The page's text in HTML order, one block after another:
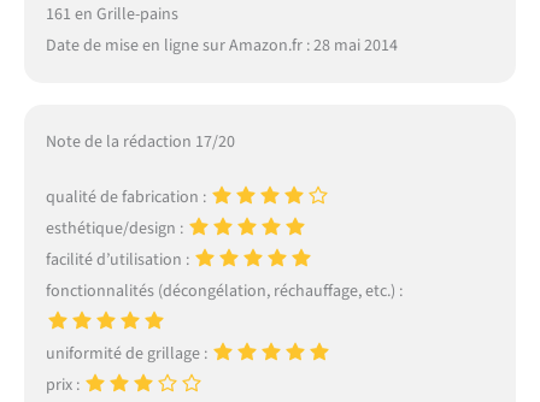
161 en Grille-pains
Date de mise en ligne sur Amazon.fr : 28 mai 2014
Note de la rédaction 17/20
qualité de fabrication :
esthétique/design :
facilité d’utilisation :
fonctionnalités (décongélation, réchauffage, etc.) :
uniformité de grillage :
prix :